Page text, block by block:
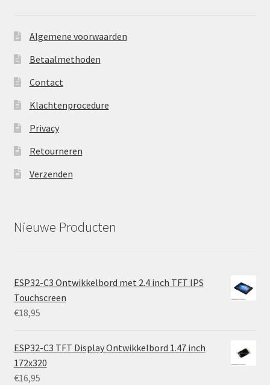
Algemene voorwaarden
Betaalmethoden
Contact
Klachtenprocedure
Privacy
Retourneren
Verzenden
Nieuwe Producten
ESP32-C3 Ontwikkelbord met 2.4 inch TFT IPS
Touchscreen
€18,95
ESP32-C3 TFT Display Ontwikkelbord 1.47 inch
172x320
€16,95